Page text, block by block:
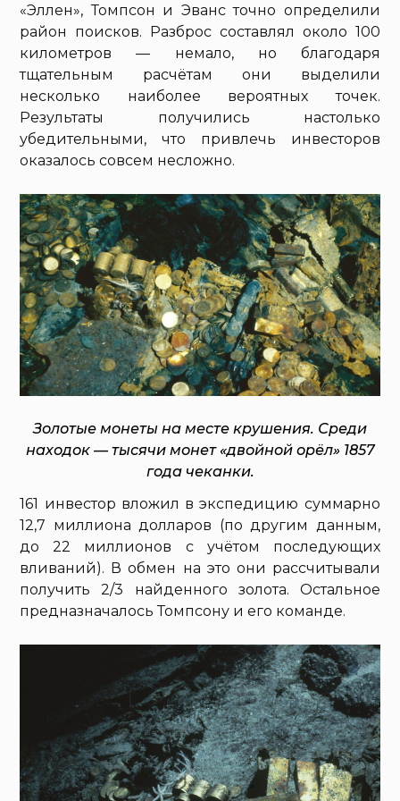
«Эллен», Томпсон и Эванс точно определили
район поисков. Разброс составлял около 100
километров — немало, но благодаря
тщательным расчётам они выделили
несколько наиболее вероятных точек.
Результаты получились настолько
убедительными, что привлечь инвесторов
оказалось совсем несложно.
Золотые монеты на месте крушения. Среди
находок — тысячи монет «двойной орёл» 1857
года чеканки.
161 инвестор вложил в экспедицию суммарно
12,7 миллиона долларов (по другим данным,
до 22 миллионов с учётом последующих
вливаний). В обмен на это они рассчитывали
получить 2/3 найденного золота. Остальное
предназначалось Томпсону и его команде.